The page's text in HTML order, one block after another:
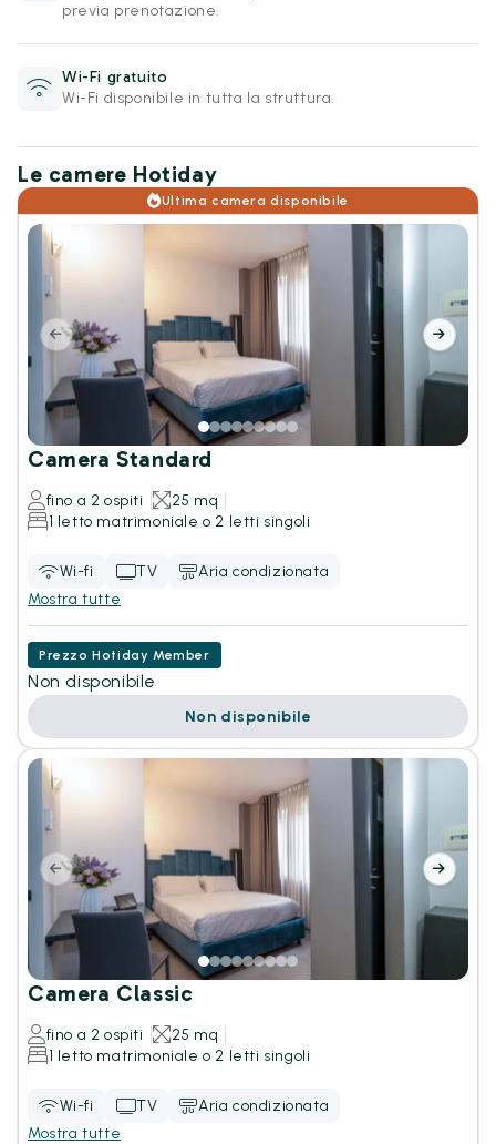
previa prenotazione.
Wi-Fi gratuito
Wi-Fi disponibile in tutta la struttura.
Le camere Hotiday
Ultima camera disponibile
Camera Standard
fino a 2 ospiti
25 mq
1 letto matrimoniale o 2 letti singoli
Wi-fi TV
Aria condizionata
Mostra tutte
Prezzo Hotiday Member
Non disponibile
Non disponibile
Camera Classic
fino a 2 ospiti
25 mq
1 letto matrimoniale o 2 letti singoli
Wi-fi TV
Aria condizionata
Mostra tutte